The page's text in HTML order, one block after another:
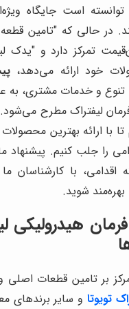
است جایگاه
در حالی که "تامین قطعه
تمرکز دارد و "یدک
خود ارائه می‌دهد،
تنوع و خدمات مشتری، به
لیفتراک مطرح می‌شود.
تا با ارائه بهترین
را جلب کنیم. پیشنهاد
اقدامی، با کارشناسان
بهره‌مند شوید.
هیدرولیکی
بر تامین قطعات اصلی
تویوتاو سایر برندهای